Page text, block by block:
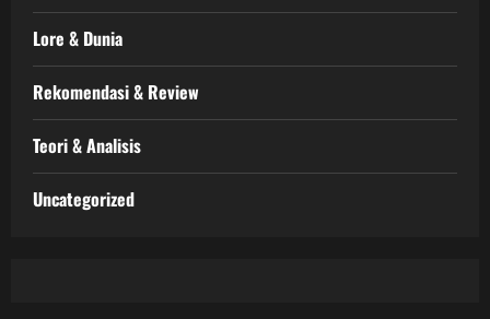
Lore & Dunia
Rekomendasi & Review
Teori & Analisis
Uncategorized